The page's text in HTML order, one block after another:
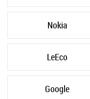
Nokia
LeEco
Google